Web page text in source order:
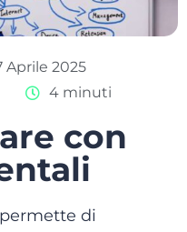
Aprile 2025
4 minuti
con
di